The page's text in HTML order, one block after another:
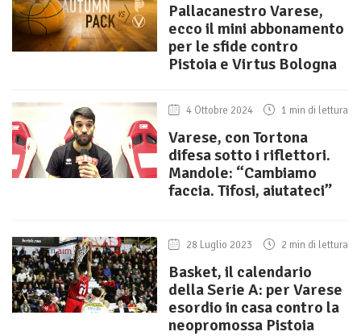
Pallacanestro Varese,
ecco il mini abbonamento
per le sfide contro
Pistoia e Virtus Bologna
4 Ottobre 2024 1 min di lettura
Varese, con Tortona
difesa sotto i riflettori.
Mandole: “Cambiamo
faccia. Tifosi, aiutateci”
28 Luglio 2023 2 min di lettura
Basket, il calendario
della Serie A: per Varese
esordio in casa contro la
neopromossa Pistoia